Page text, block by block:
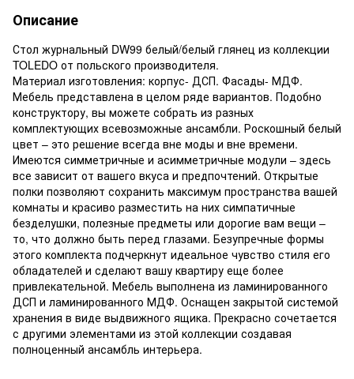
Описание
Стол журнальный DW99 белый/белый глянец из коллекции
TOLEDO от польского производителя.
Материал изготовления: корпус- ДСП. Фасады- МДФ.
Мебель представлена в целом ряде вариантов. Подобно
конструктору, вы можете собрать из разных
комплектующих всевозможные ансамбли. Роскошный белый
цвет – это решение всегда вне моды и вне времени.
Имеются симметричные и асимметричные модули – здесь
все зависит от вашего вкуса и предпочтений. Открытые
полки позволяют сохранить максимум пространства вашей
комнаты и красиво разместить на них симпатичные
безделушки, полезные предметы или дорогие вам вещи –
то, что должно быть перед глазами. Безупречные формы
этого комплекта подчеркнут идеальное чувство стиля его
обладателей и сделают вашу квартиру еще более
привлекательной. Мебель выполнена из ламинированного
ДСП и ламинированного МДФ. Оснащен закрытой системой
хранения в виде выдвижного ящика. Прекрасно сочетается
с другими элементами из этой коллекции создавая
полноценный ансамбль интерьера.